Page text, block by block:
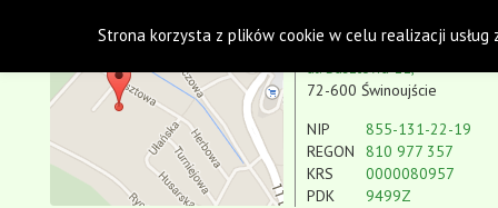
Koło w Świnoujściu
ul. Basztowa 11,
72-600 Świnoujście
NIP
REGON
KRS
PDK
855-131-22-19
810 977 357
0000080957
9499Z
Strona korzysta z plików cookie w celu realizacji usług